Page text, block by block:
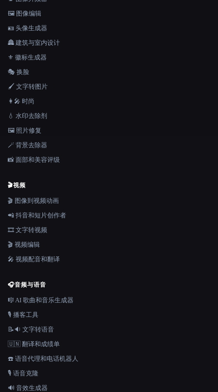
🖼️ 图像编辑
🪪 头像生成器
🏯 建筑与室内设计
⚜️ 徽标生成器
🎭 换脸
🖌️ 文字转图片
👩‍🎤 时尚
💧 水印去除剂
🖼️ 照片修复
🪄 背景去除器
📸 面部和美容评级
🎬视频
🎬 图像到视频动画
📲 抖音和短片创作者
🎞️ 文字转视频
🎬 视频编辑
🎤 视频配音和翻译
🎧音频与语音
🎼 AI 歌曲和音乐生成器
🎙️ 播客工具
📝🔉 文字转语音
🇺🇳 翻译和成绩单
☎️ 语音代理和电话机器人
🎙️ 语音克隆
🔊 音效生成器